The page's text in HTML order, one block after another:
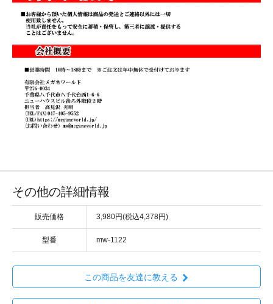
その他の詳細情報
販売価格 3,980円(税込4,378円)
型番 mw-1122
この商品を友達に教える